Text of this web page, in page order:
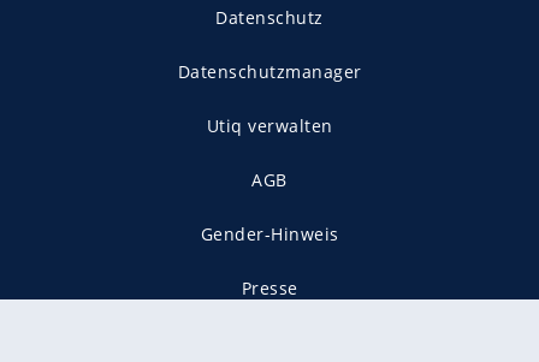
Datenschutz
Datenschutzmanager
Utiq verwalten
AGB
Gender-Hinweis
Presse